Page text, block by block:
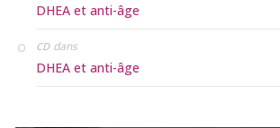
DHEA et anti-âge
CDdans
DHEA et anti-âge